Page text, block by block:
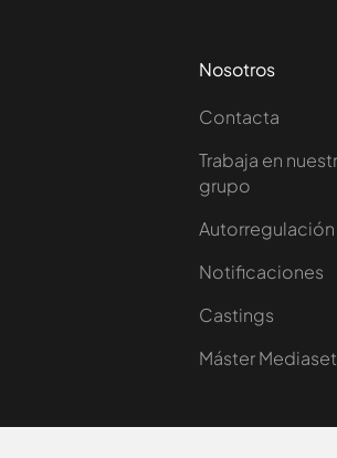
Nosotros
Contacta
Trabaja en
grupo
Autorregulación
Notificaciones
Castings
Máster Mediaset